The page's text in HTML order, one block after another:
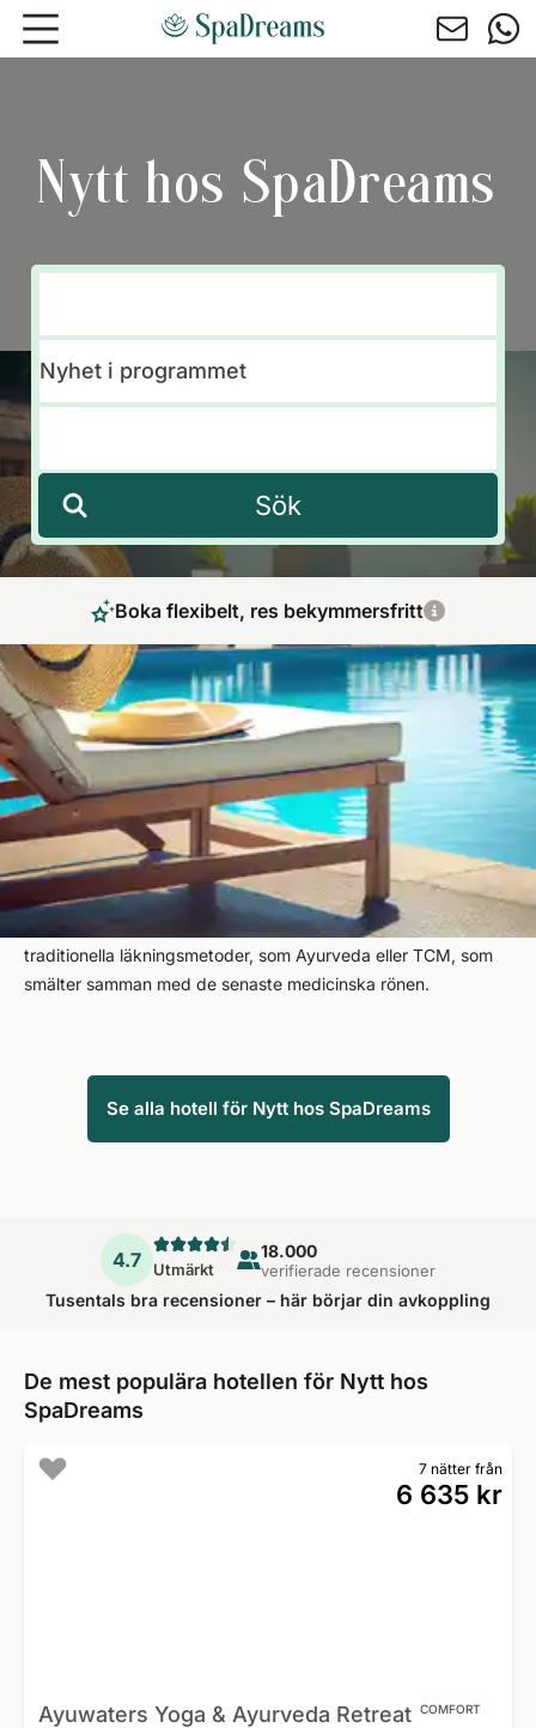
Hoppa till huvudinnehåll
Nytt hos SpaDreams
Sök
Boka flexibelt, res bekymmersfritt
Upptäck våra senaste höjdpunkter för att få en
känsla av välbefinnande
PåSpaDreams hittar du alltid nya hotell som erbjuder de
senaste trenderna och innovationerna inom wellness, spa,
kost och fitness. Upplev innovativa näringskoncept för mer
välbefinnande och hälsa. Återhämta dig med nya
terapimetoder eller få kropp, sinne och själ i harmoni igen med
traditionella läkningsmetoder, som Ayurveda eller TCM, som
smälter samman med de senaste medicinska rönen.
Se alla hotell för Nytt hos SpaDreams
4.7 Utmärkt
18.000
verifierade recensioner
Tusentals bra recensioner – här börjar din avkoppling
De mest populära hotellen för Nytt hos
SpaDreams
7 nätter från
6 635 kr
Ayuwaters Yoga & Ayurveda Retreat COMFORT